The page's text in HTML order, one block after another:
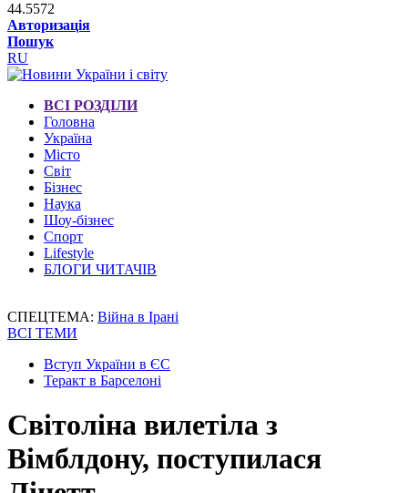
44.5572
Авторизація
Пошук
RU
ВСІ РОЗДІЛИ
Головна
Україна
Місто
Світ
Бізнес
Наука
Шоу-бізнес
Спорт
Lifestyle
БЛОГИ ЧИТАЧІВ
СПЕЦТЕМА: Війна в Ірані
ВСІ ТЕМИ
Вступ України в ЄС
Теракт в Барселоні
Світоліна вилетіла з
Вімблдону, поступилася